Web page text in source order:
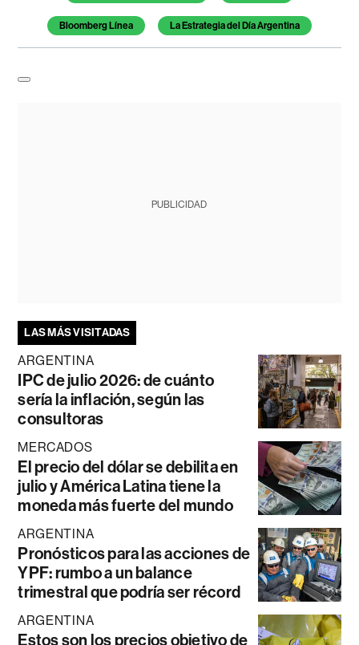
Bloomberg Línea La Estrategia del Día Argentina
PUBLICIDAD
LAS MÁS VISITADAS
ARGENTINA
IPC de julio 2026: de cuánto
sería la inflación, según las
consultoras
MERCADOS
El precio del dólar se debilita en
julio y América Latina tiene la
moneda más fuerte del mundo
ARGENTINA
Pronósticos para las acciones de
YPF: rumbo a un balance
trimestral que podría ser récord
ARGENTINA
Estos son los precios objetivo de